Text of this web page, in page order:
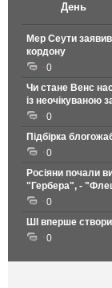
День
Мер Сеути
кордону
0
Чи стане Венс
із неочікуваною
0
Підбірка
0
Росіяни почали
"Гербера", -
0
ШІ вперше
0